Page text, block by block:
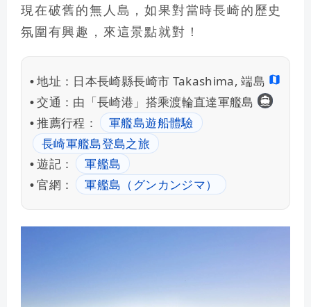
現在破舊的無人島，如果對當時長崎的歷史
氛圍有興趣，來這景點就對！
• 地址： 日本長崎縣長崎市 Takashima, 端島
• 交通： 由「長崎港」搭乘渡輪直達軍艦島 渡輪教
• 推薦行程：
軍艦島遊船體驗
長崎軍艦島登島之旅
• 遊記： 軍艦島
• 官網： 軍艦島（グンカンジマ）